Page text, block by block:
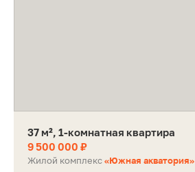
37 м², 1-комнатная квартира
9 500 000 ₽
Жилой комплекс«Южная акватория»